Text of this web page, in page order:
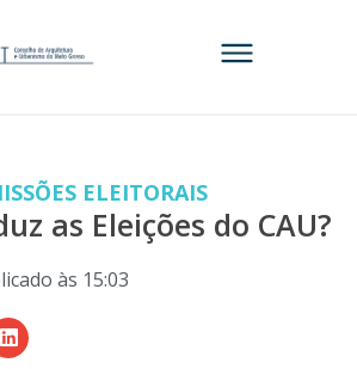
ELEITORAIS
as Eleições do CAU?
às 15:03